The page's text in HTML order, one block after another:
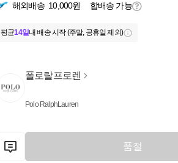
해외배송 10,000원 합배송 가능
평균14일내 배송 시작 (주말, 공휴일 제외)
폴로랄프로렌
Polo RalphLauren
품절